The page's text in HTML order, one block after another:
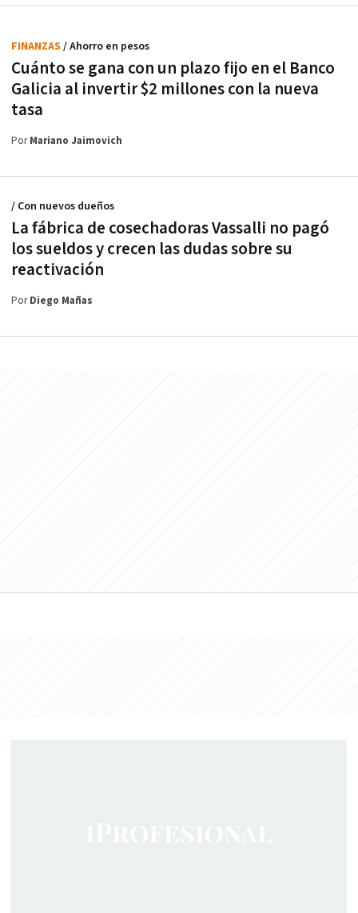
Cuánto se gana con un plazo fijo en el Banco
Galicia al invertir $2 millones con la nueva
tasa
FINANZAS / Ahorro en pesos
PorMariano Jaimovich
La fábrica de cosechadoras Vassalli no pagó
los sueldos y crecen las dudas sobre su
reactivación
/ Con nuevos dueños
PorDiego Mañas